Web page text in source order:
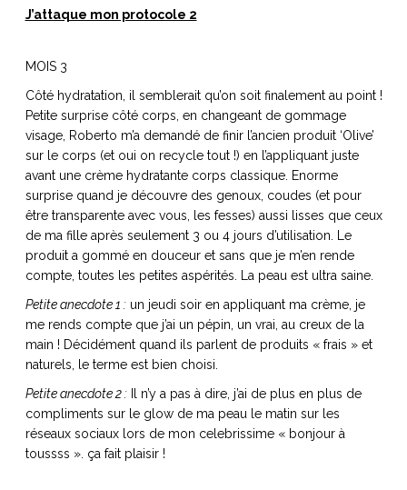
J’attaque mon protocole 2
MOIS 3
Côté hydratation, il semblerait qu’on soit finalement au point !
Petite surprise côté corps, en changeant de gommage
visage, Roberto m’a demandé de finir l’ancien produit ‘Olive’
sur le corps (et oui on recycle tout !) en l’appliquant juste
avant une crème hydratante corps classique. Enorme
surprise quand je découvre des genoux, coudes (et pour
être transparente avec vous, les fesses) aussi lisses que ceux
de ma fille après seulement 3 ou 4 jours d’utilisation. Le
produit a gommé en douceur et sans que je m’en rende
compte, toutes les petites aspérités. La peau est ultra saine.
Petite anecdote 1 :un jeudi soir en appliquant ma crème, je
me rends compte que j’ai un pépin, un vrai, au creux de la
main ! Décidément quand ils parlent de produits « frais » et
naturels, le terme est bien choisi.
Petite anecdote 2 :Il n’y a pas à dire, j’ai de plus en plus de
compliments sur le glow de ma peau le matin sur les
réseaux sociaux lors de mon celebrissime « bonjour à
toussss ». ça fait plaisir !